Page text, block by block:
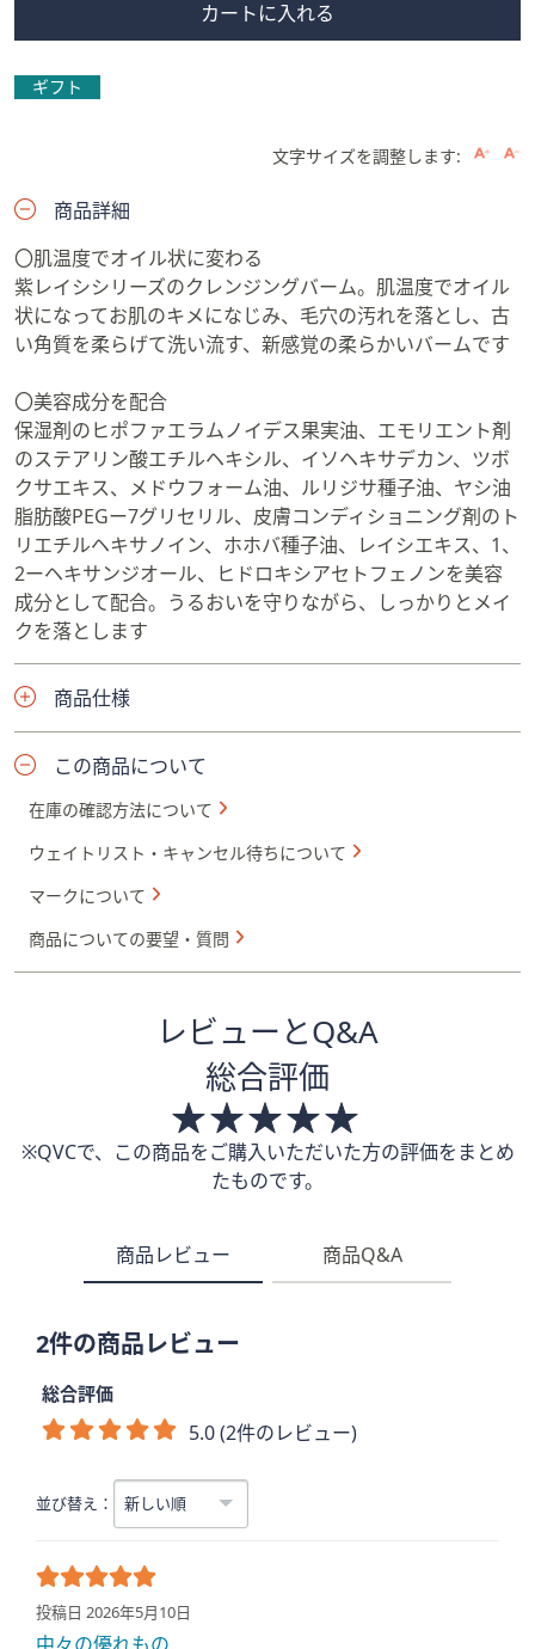
カートに入れる
ギフト
文字サイズを調整します:
商品詳細
〇肌温度でオイル状に変わる
紫レイシシリーズのクレンジングバーム。肌温度でオイル
状になってお肌のキメになじみ、毛穴の汚れを落とし、古
い角質を柔らげて洗い流す、新感覚の柔らかいバームです
〇美容成分を配合
保湿剤のヒポファエラムノイデス果実油、エモリエント剤
のステアリン酸エチルヘキシル、イソヘキサデカン、ツボ
クサエキス、メドウフォーム油、ルリジサ種子油、ヤシ油
脂肪酸PEGー7グリセリル、皮膚コンディショニング剤のト
リエチルヘキサノイン、ホホバ種子油、レイシエキス、1、
2ーヘキサンジオール、ヒドロキシアセトフェノンを美容
成分として配合。うるおいを守りながら、しっかりとメイ
クを落とします
商品仕様
この商品について
在庫の確認方法について
ウェイトリスト・キャンセル待ちについて
マークについて
商品についての要望・質問
レビューとQ&A
総合評価
※QVCで、この商品をご購入いただいた方の評価をまとめ
たものです。
商品レビュー 商品Q&A
2件の商品レビュー
総合評価
5.0 (2件のレビュー)
並び替え：
投稿日 2026年5月10日